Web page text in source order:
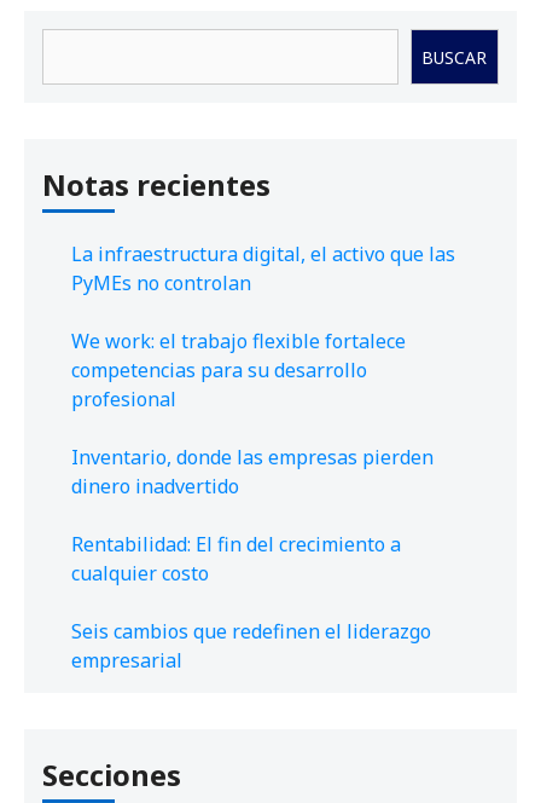
BUSCAR
Notas recientes
La infraestructura digital, el activo que las
PyMEs no controlan
We work: el trabajo flexible fortalece
competencias para su desarrollo
profesional
Inventario, donde las empresas pierden
dinero inadvertido
Rentabilidad: El fin del crecimiento a
cualquier costo
Seis cambios que redefinen el liderazgo
empresarial
Secciones